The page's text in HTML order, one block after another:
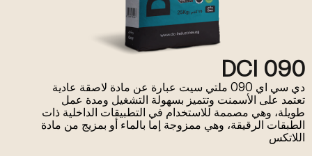
DCI 090
دي سي اي 090 ملتي سيت عبارة عن مادة لاصقة عادية
تعتمد على الأسمنت وتتميز بسهولة التشغيل ومدة عمل
طويلة، وهي مصممة للاستخدام في التطبيقات الداخلية ذات
الطبقات الرقيقة، وهي ممزوجة إما بالماء أو بمزيج من مادة
اللاتكس